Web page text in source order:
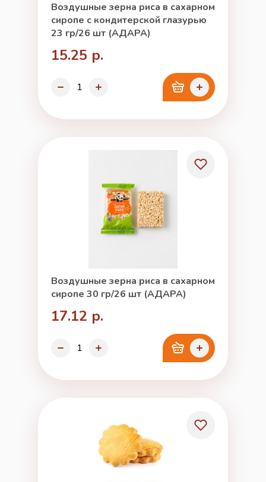
Воздушные зерна риса в сахарном
сиропе с кондитерской глазурью
23 гр/26 шт (АДАРА)
15.25 р.
Воздушные зерна риса в сахарном
сиропе 30 гр/26 шт (АДАРА)
17.12 р.